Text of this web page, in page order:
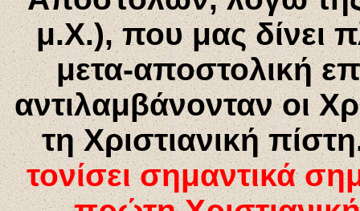
μ.Χ.), που μας δίνει
μετα-αποστολική
αντιλαμβάνονταν οι
τη Χριστιανική
τονίσει σημαντικά